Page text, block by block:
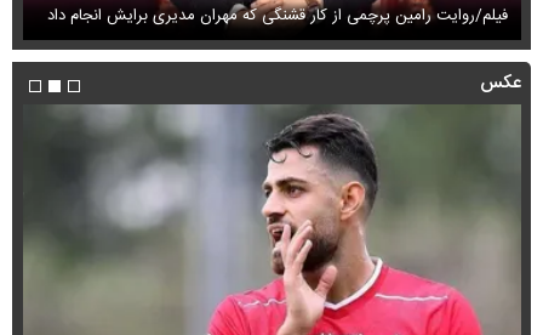
فیلم/روایت رامین پرچمی از کار قشنگی که مهران مدیری برایش انجام داد
عکس